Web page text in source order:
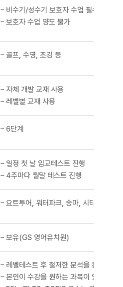
– 비수기/성수기 보호자 수업 필수
– 보호자 수업 양도 불가
– 골프, 수영, 조깅 등
– 자체 개발 교재 사용
– 레벨별 교재 사용
– 6단계
– 일정 첫 날 입교테스트 진행
– 4주마다 월말 테스트 진행
– 요트투어, 워터파크, 승마, 시티투어 등
– 보유(GS 영어유치원)
– 레벨테스트 후 철저한 분석을 통해 개
– 본인이 수강을 원하는 과목이 있을 시